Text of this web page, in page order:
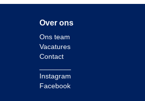
Over ons
Ons team
Vacatures
Contact
Instagram
Facebook